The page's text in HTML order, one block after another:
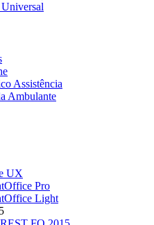
Assistência
Ambulante
UX
Pro
Light